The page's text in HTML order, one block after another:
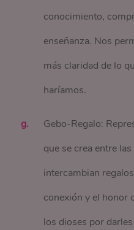
conocimiento,
enseñanza. Nos
más claridad de lo
haríamos.
Gebo-Regalo:
que se crea entre
intercambian
conexión y el honor
los dioses por